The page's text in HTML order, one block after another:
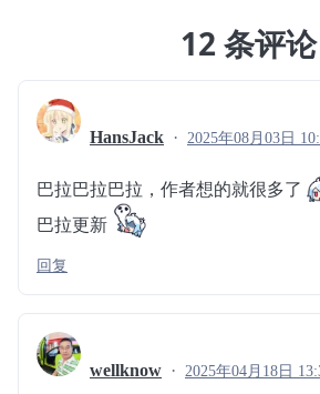
12 条评论
HansJack 2025年08月03日
巴拉巴拉巴拉，作者想的就很多了
巴拉更新
回复
wellknow 2025年04月18日